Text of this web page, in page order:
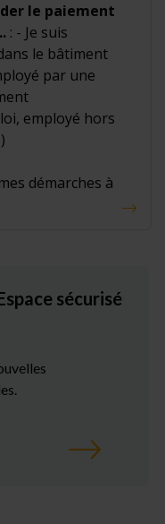
le paiement
: - Je suis
le bâtiment
par une
employé hors
démarches à
sécurisé